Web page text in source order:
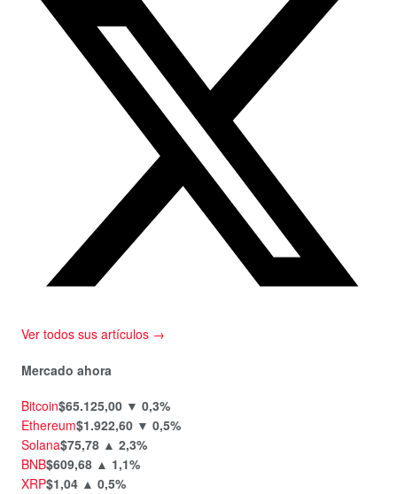
Ver todos sus artículos →
Mercado ahora
Bitcoin$65.125,00 ▼ 0,3%
Ethereum$1.922,60 ▼ 0,5%
Solana$75,78 ▲ 2,3%
BNB$609,68 ▲ 1,1%
XRP$1,04 ▲ 0,5%